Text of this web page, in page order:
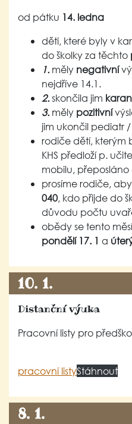
od pátku 14. ledna
děti, které byly v
do školky za těchto
1.měly negativní
nejdříve 14.1.
2.skončila jim
3.měly pozitivní
jim ukončil pediatr
rodiče dětí, kterým
KHS předloží p.
mobilu,
prosíme rodiče,
040, kdo přijde do
důvodu počtu
obědy se tento
pondělí 17. 1 a
10. 1.
Distanční výuka
Pracovní listy pro
pracovní listyStáhnout
8. 1.